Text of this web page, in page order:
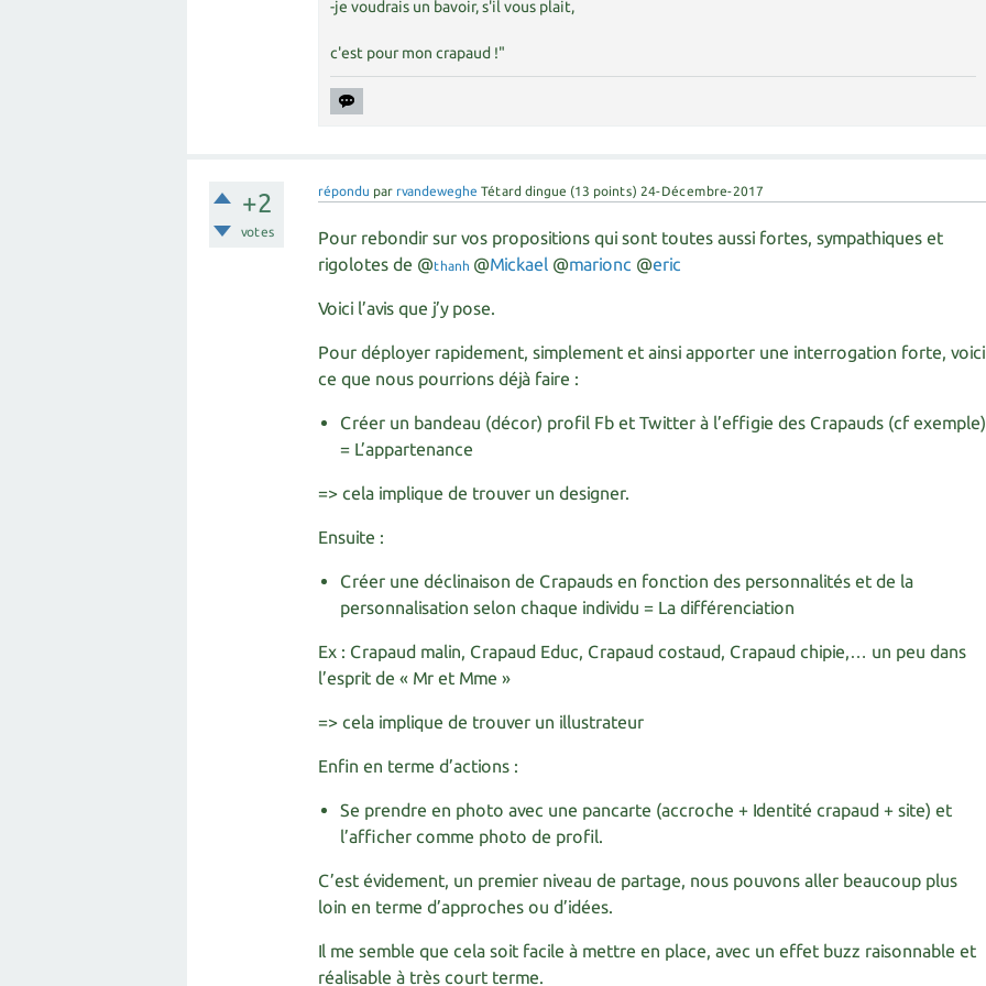
-je voudrais un bavoir, s'il vous plait,
c'est pour mon crapaud !"
+2
votes
répondu par rvandeweghe Tétard dingue (13 points) 24-Décembre-2017
Pour rebondir sur vos propositions qui sont toutes aussi fortes, sympathiques et
rigolotes de @thanh @Mickael @marionc @eric
Voici l’avis que j’y pose.
Pour déployer rapidement, simplement et ainsi apporter une interrogation forte, voici
ce que nous pourrions déjà faire :
Créer un bandeau (décor) profil Fb et Twitter à l’effigie des Crapauds (cf exemple)
= L’appartenance
=> cela implique de trouver un designer.
Ensuite :
Créer une déclinaison de Crapauds en fonction des personnalités et de la
personnalisation selon chaque individu = La différenciation
Ex : Crapaud malin, Crapaud Educ, Crapaud costaud, Crapaud chipie,… un peu dans
l’esprit de « Mr et Mme »
=> cela implique de trouver un illustrateur
Enfin en terme d’actions :
Se prendre en photo avec une pancarte (accroche + Identité crapaud + site) et
l’afficher comme photo de profil.
C’est évidement, un premier niveau de partage, nous pouvons aller beaucoup plus
loin en terme d’approches ou d’idées.
Il me semble que cela soit facile à mettre en place, avec un effet buzz raisonnable et
réalisable à très court terme.